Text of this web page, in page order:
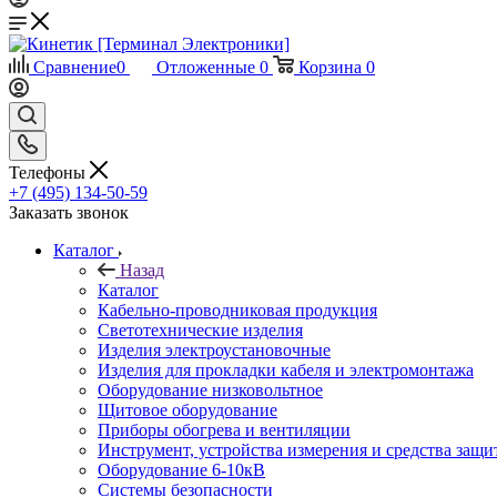
Сравнение0 Отложенные 0 Корзина 0
Телефоны
+7 (495) 134-50-59
Заказать звонок
Каталог
Назад
Каталог
Кабельно-проводниковая продукция
Светотехнические изделия
Изделия электроустановочные
Изделия для прокладки кабеля и электромонтажа
Оборудование низковольтное
Щитовое оборудование
Приборы обогрева и вентиляции
Инструмент, устройства измерения и средства
Оборудование 6-10кВ
Системы безопасности